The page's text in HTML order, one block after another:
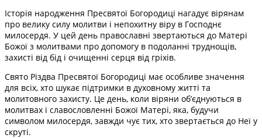
Історія народження Пресвятої Богородиці нагадує вірянам
про велику силу молитви і непохитну віру в Господнє
милосердя. У цей день православні звертаються до Матері
Божої з молитвами про допомогу в подоланні труднощів,
захисті від бід і очищенні серця від гріхів.
Свято Різдва Пресвятої Богородиці має особливе значення
для всіх, хто шукає підтримки в духовному житті та
молитовного захисту. Це день, коли віряни об’єднуються в
молитвах і славословленні Божої Матері, яка, будучи
символом милосердя, завжди чує тих, хто звертається до Неї у
скруті.